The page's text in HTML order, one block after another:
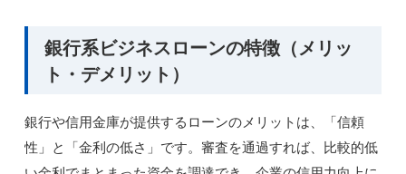
銀行系ビジネスローンの特徴（メリッ
ト・デメリット）
銀行や信用金庫が提供するローンのメリットは、「信頼
性」と「金利の低さ」です。審査を通過すれば、比較的低